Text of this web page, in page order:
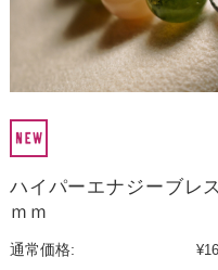
ハイパーエナジーブ
ｍｍ
通常価格: